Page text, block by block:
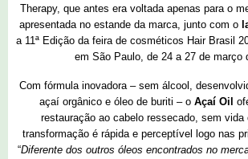
Therapy, que antes era voltada apenas para o
apresentada no estande da marca, junto com o
a 11ª Edição da feira de cosméticos Hair Brasil
em São Paulo, de 24 a 27 de março
Com fórmula inovadora – sem álcool,
açaí orgânico e óleo de buriti – o Açaí Oil
restauração ao cabelo ressecado, sem vida
transformação é rápida e perceptível logo nas
“Diferente dos outros óleos encontrados no